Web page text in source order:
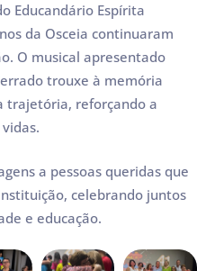
Educandário Espírita
da Osceia continuaram
O musical apresentado
trouxe à memória
trajetória, reforçando a
a pessoas queridas que
celebrando juntos
e educação.